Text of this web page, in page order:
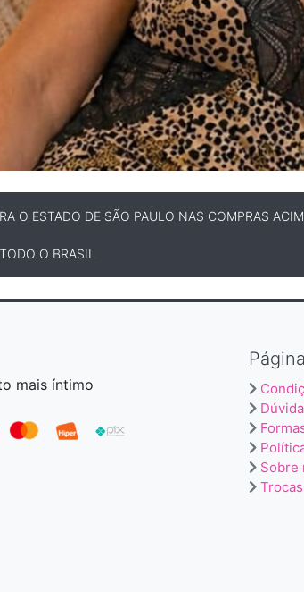
O ESTADO DE SÃO PAULO NAS COMPRAS
O BRASIL
Sobre
mais íntimo